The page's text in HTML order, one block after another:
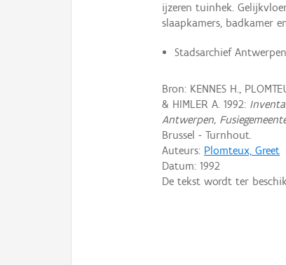
ijzeren tuinhek.
slaapkamers, badkamer
Stadsarchief
Bron: KENNES H.,
& HIMLER A. 1992:
Antwerpen,
Brussel - Turnhout.
Auteurs: Plomteux, Greet
Datum:1992
De tekst wordt ter